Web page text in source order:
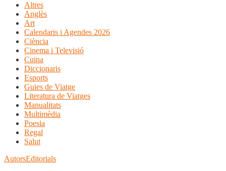
Altres
Anglès
Art
Calendaris i Agendes 2026
Ciència
Cinema i Televisió
Cuina
Diccionaris
Esports
Guies de Viatge
Literatura de Viatges
Manualitats
Multimèdia
Poesia
Regal
Salut
AutorsEditorials